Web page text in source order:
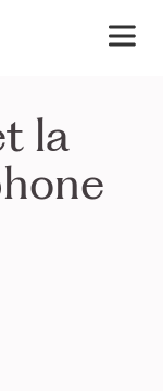
la